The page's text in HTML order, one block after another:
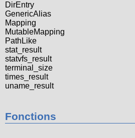
DirEntry
GenericAlias
Mapping
MutableMapping
PathLike
stat_result
statvfs_result
terminal_size
times_result
uname_result
Fonctions